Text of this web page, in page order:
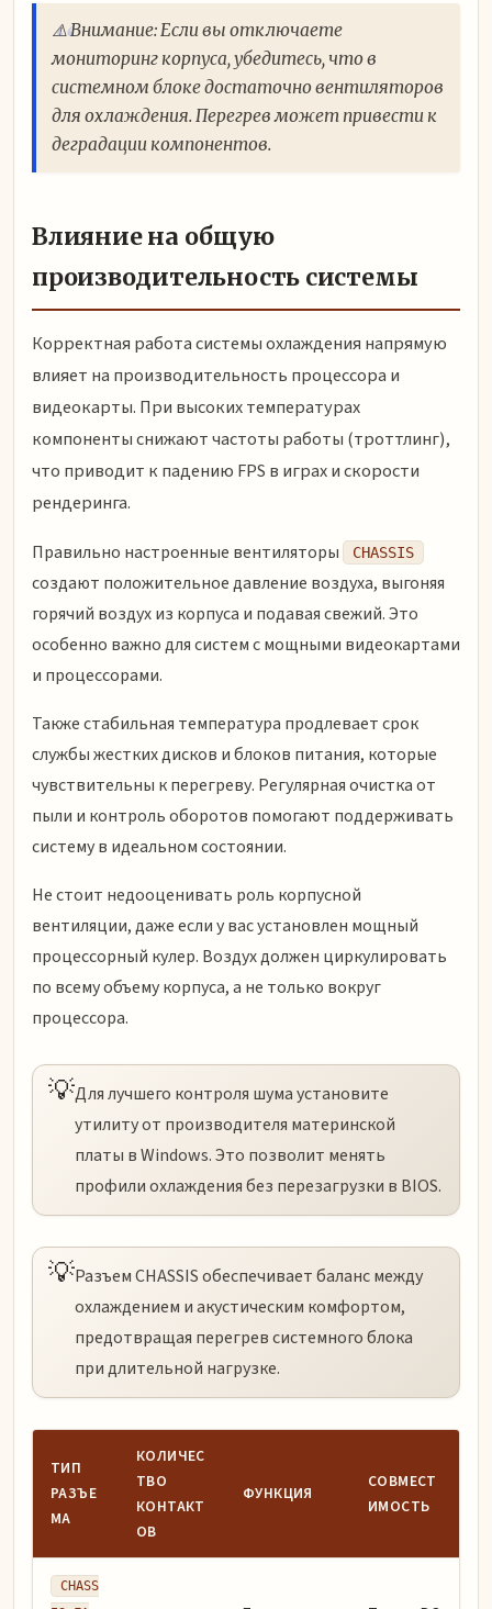
⚠️ Внимание: Если вы отключаете
мониторинг корпуса, убедитесь, что в
системном блоке достаточно вентиляторов
для охлаждения. Перегрев может привести к
деградации компонентов.
Влияние на общую
производительность системы
Корректная работа системы охлаждения напрямую
влияет на производительность процессора и
видеокарты. При высоких температурах
компоненты снижают частоты работы (троттлинг),
что приводит к падению FPS в играх и скорости
рендеринга.
Правильно настроенные вентиляторы CHASSIS
создают положительное давление воздуха, выгоняя
горячий воздух из корпуса и подавая свежий. Это
особенно важно для систем с мощными видеокартами
и процессорами.
Также стабильная температура продлевает срок
службы жестких дисков и блоков питания, которые
чувствительны к перегреву. Регулярная очистка от
пыли и контроль оборотов помогают поддерживать
систему в идеальном состоянии.
Не стоит недооценивать роль корпусной
вентиляции, даже если у вас установлен мощный
процессорный кулер. Воздух должен циркулировать
по всему объему корпуса, а не только вокруг
процессора.
💡Для лучшего контроля шума установите
утилиту от производителя материнской
платы в Windows. Это позволит менять
профили охлаждения без перезагрузки в BIOS.
💡Разъем CHASSIS обеспечивает баланс между
охлаждением и акустическим комфортом,
предотвращая перегрев системного блока
при длительной нагрузке.
ТИП
РАЗЪЕ
МА
КОЛИЧЕС
ТВО
КОНТАКТ
ОВ
ФУНКЦИЯ
СОВМЕСТ
ИМОСТЬ
CHASS